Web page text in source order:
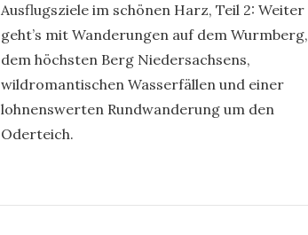
Ausflugsziele im schönen Harz, Teil 2: Weiter
geht’s mit Wanderungen auf dem Wurmberg,
dem höchsten Berg Niedersachsens,
wildromantischen Wasserfällen und einer
lohnenswerten Rundwanderung um den
Oderteich.